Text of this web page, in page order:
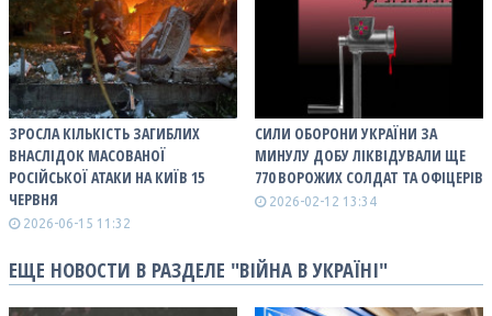
ЗРОСЛА КІЛЬКІСТЬ ЗАГИБЛИХ
ВНАСЛІДОК МАСОВАНОЇ
РОСІЙСЬКОЇ АТАКИ НА КИЇВ 15
ЧЕРВНЯ
2026-06-15 11:32
СИЛИ ОБОРОНИ УКРАЇНИ ЗА
МИНУЛУ ДОБУ ЛІКВІДУВАЛИ ЩЕ
770 ВОРОЖИХ СОЛДАТ ТА ОФІЦЕРІВ
2026-02-12 13:34
ЕЩЕ НОВОСТИ В РАЗДЕЛЕ "ВІЙНА В УКРАЇНІ"